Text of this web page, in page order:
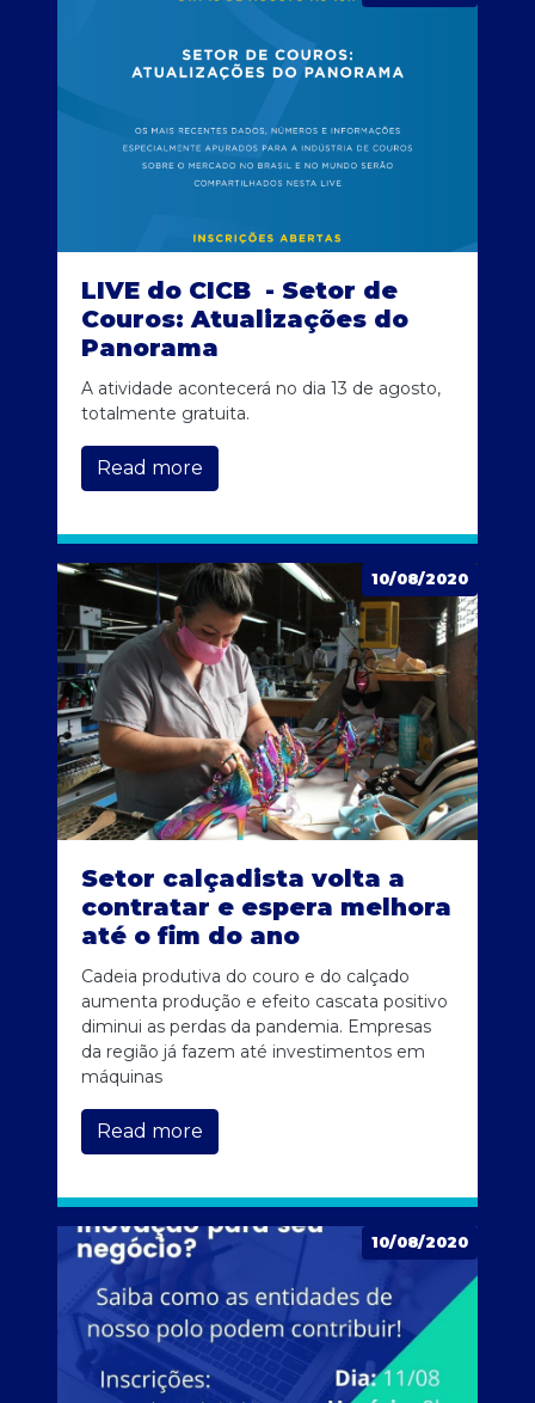
LIVE do CICB - Setor de
Couros: Atualizações do
Panorama
A atividade acontecerá no dia 13 de agosto,
totalmente gratuita.
Read more
10/08/2020
Setor calçadista volta a
contratar e espera melhora
até o fim do ano
Cadeia produtiva do couro e do calçado
aumenta produção e efeito cascata positivo
diminui as perdas da pandemia. Empresas
da região já fazem até investimentos em
máquinas
Read more
10/08/2020